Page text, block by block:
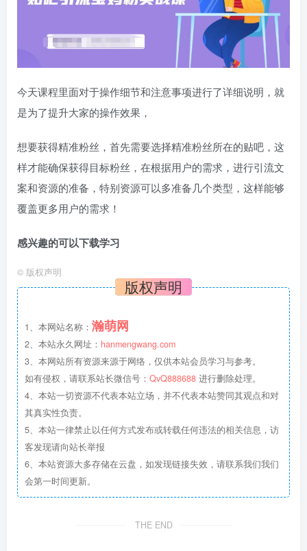
今天课程里面对于操作细节和注意事项进行了详细说明，就
是为了提升大家的操作效果，
想要获得精准粉丝，首先需要选择精准粉丝所在的贴吧，这
样才能确保获得目标粉丝，在根据用户的需求，进行引流文
案和资源的准备，特别资源可以多准备几个类型，这样能够
覆盖更多用户的需求！
感兴趣的可以下载学习
© 版权声明
版权声明
1、本网站名称： 瀚萌网
2、本站永久网址： hanmengwang.com
3、本网站所有资源来源于网络，仅供本站会员学习与参考。
如有侵权，请联系站长微信号： QvQ888688 进行删除处理。
4、本站一切资源不代表本站立场，并不代表本站赞同其观点和对
其真实性负责。
5、本站一律禁止以任何方式发布或转载任何违法的相关信息，访
客发现请向站长举报
6、本站资源大多存储在云盘，如发现链接失效，请联系我们我们
会第一时间更新。
THE END